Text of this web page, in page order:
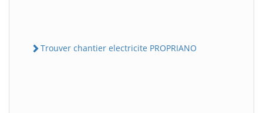
Trouver chantier electricite PROPRIANO